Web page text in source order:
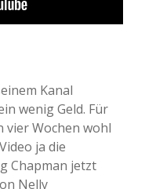
Kanal
wenig Geld. Für
vier Wochen wohl
ja die
Chapman jetzt
Nelly